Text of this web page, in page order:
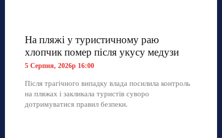
На пляжі у туристичному раю
хлопчик помер після укусу медузи
5 Серпня, 2026р 16:00
Після трагічного випадку влада посилила контроль
на пляжах і закликала туристів суворо
дотримуватися правил безпеки.